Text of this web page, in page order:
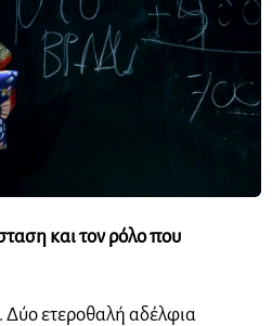
και τον ρόλο που
Δύο ετεροθαλή αδέλφια